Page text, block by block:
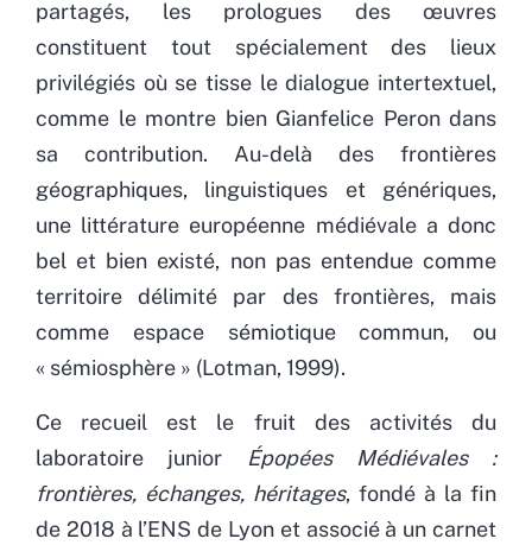
partagés, les prologues des œuvres
constituent tout spécialement des lieux
privilégiés où se tisse le dialogue intertextuel,
comme le montre bien Gianfelice Peron dans
sa contribution. Au-delà des frontières
géographiques, linguistiques et génériques,
une littérature européenne médiévale a donc
bel et bien existé, non pas entendue comme
territoire délimité par des frontières, mais
comme espace sémiotique commun, ou
« sémiosphère » (Lotman, 1999).
Ce recueil est le fruit des activités du
laboratoire junior
Épopées Médiévales :
frontières, échanges, héritages, fondé à la fin
de 2018 à l’ENS de Lyon et associé à un carnet